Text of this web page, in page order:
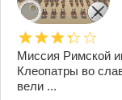
Миссия Римской
Клеопатры во
вели ...